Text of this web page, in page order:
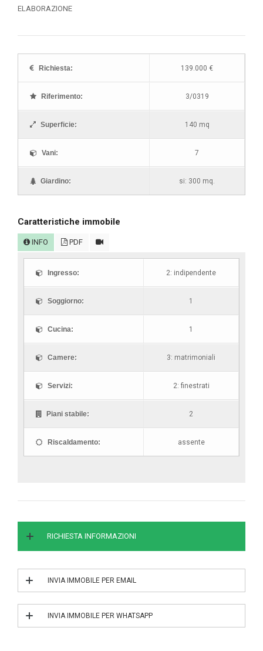
ELABORAZIONE
Richiesta: 139.000 €
Riferimento: 3/0319
Superficie: 140 mq
Vani: 7
Giardino: si: 300 mq.
Caratteristiche immobile
INFO PDF
Ingresso: 2: indipendente
Soggiorno: 1
Cucina: 1
Camere: 3: matrimoniali
Servizi: 2: finestrati
Piani stabile: 2
Riscaldamento: assente
RICHIESTA INFORMAZIONI
INVIA IMMOBILE PER EMAIL
INVIA IL RIF. 3/0319
INVIA IMMOBILE PER WHATSAPP
INVIA IL RIF. 3/0319